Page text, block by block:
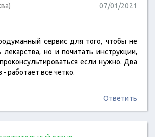
07/01/2021
сервис для того, чтобы не
лекарства, но и почитать инструкции,
если нужно. Два
- работает все четко.
Ответить